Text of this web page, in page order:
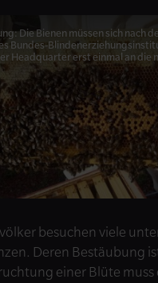
Die Bienen müssen sich nach
Bundes-
Headquarter erst einmal an die
besuchen viele
Deren Bestäubung
einer Blüte muss